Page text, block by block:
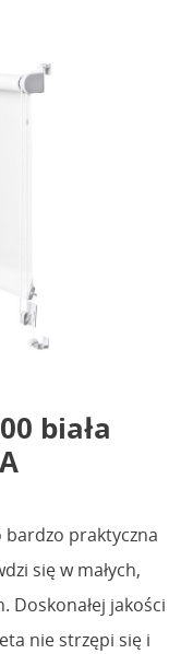
biała
bardzo praktyczna
się w małych,
Doskonałej jakości
nie strzępi się i